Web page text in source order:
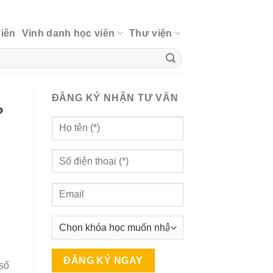
Vinh danh học viên Thư viện
ĐĂNG KÝ NHẬN TƯ VẤN